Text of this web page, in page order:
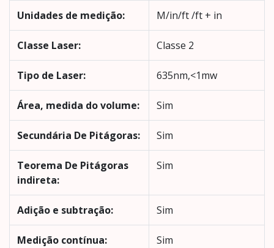
Unidades de medição: M/in/ft /ft + in
Classe Laser: Classe 2
Tipo de Laser: 635nm,<1mw
Área, medida do volume: Sim
Secundária De Pitágoras: Sim
Teorema De Pitágoras
indireta:
Sim
Adição e subtração: Sim
Medição contínua: Sim